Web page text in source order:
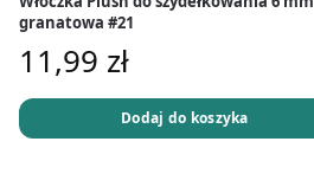
granatowa #21
11,99 zł
Dodaj do koszyka